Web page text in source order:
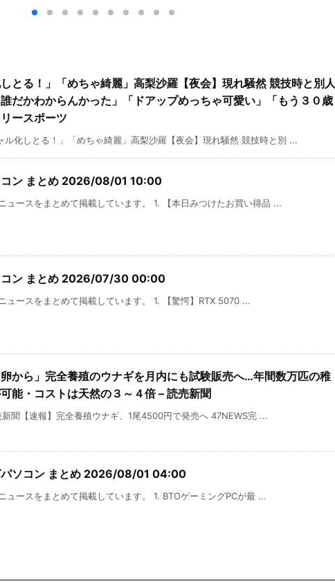
しとる！」「めちゃ綺麗」高梨沙羅【夜会】現れ騒然 競技時と別人
だかわからんかった」「ドアップめっちゃ可愛い」「もう３０歳
ースポーツ
ル化しとる！」「めちゃ綺麗」高梨沙羅【夜会】現れ騒然 競技時と別 ...
コン まとめ 2026/08/01 10:00
ュースをまとめて掲載しています。 1. 【本日みつけたお買い得品 ...
コン まとめ 2026/07/30 00:00
ュースをまとめて掲載しています。 1. 【驚愕】RTX 5070 ...
から」完全養殖のウナギを月内にも試験販売へ…年間数万匹の稚
能・コストは天然の３～４倍 – 読売新聞
新聞【速報】完全養殖ウナギ、1尾4500円で発売へ 47NEWS完 ...
パソコン まとめ 2026/08/01 04:00
ュースをまとめて掲載しています。 1. BTOゲーミングPCが最 ...